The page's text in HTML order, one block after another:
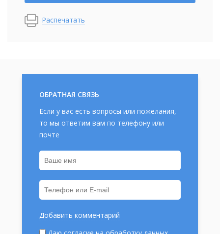
Распечатать
ОБРАТНАЯ СВЯЗЬ
Если у вас есть вопросы или пожелания,
то мы ответим вам по телефону или
почте
Добавить комментарий